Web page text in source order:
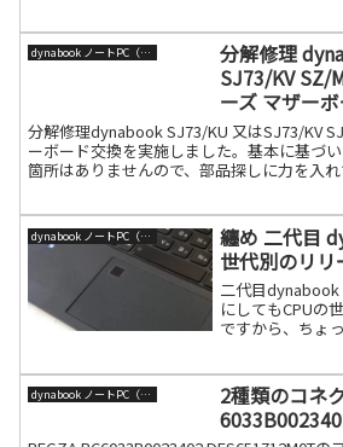
dynabook ノートPC（旧東芝）
分解修理
SJ73/KV SZ/
ーズ マザー
分解修理dynabook SJ73/KU 又はSJ73/KV
ーボード交換を実施しました。基本に基づ
箇所はありませんので、部品探しに力を入
dynabook ノートPC（旧東芝）
纏め 二代目
世代別のリリ
二代目dynabook
にしてもCPUの
ですから、ちょ
dynabook市場ニ
向け続きを読む
dynabook ノートPC（旧東芝）
2種類のコネ